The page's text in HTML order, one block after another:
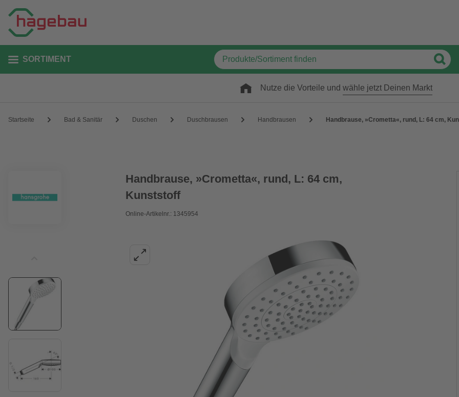
SORTIMENT
Nutze die Vorteile und wähle jetzt Deinen Markt
Startseite Bad & Sanitär Duschen Duschbrausen Handbrausen Handbrause, »Crometta«, rund, L: 64 cm,
Handbrause, »Crometta«, rund, L: 64 cm,
Kunststoff
Online-Artikelnr.: 1345954